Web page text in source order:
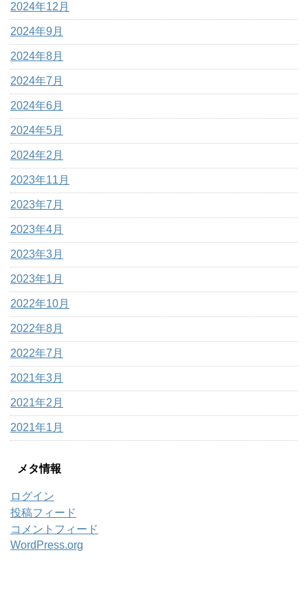
2024年12月
2024年9月
2024年8月
2024年7月
2024年6月
2024年5月
2024年2月
2023年11月
2023年7月
2023年4月
2023年3月
2023年1月
2022年10月
2022年8月
2022年7月
2021年3月
2021年2月
2021年1月
メタ情報
ログイン
投稿フィード
コメントフィード
WordPress.org